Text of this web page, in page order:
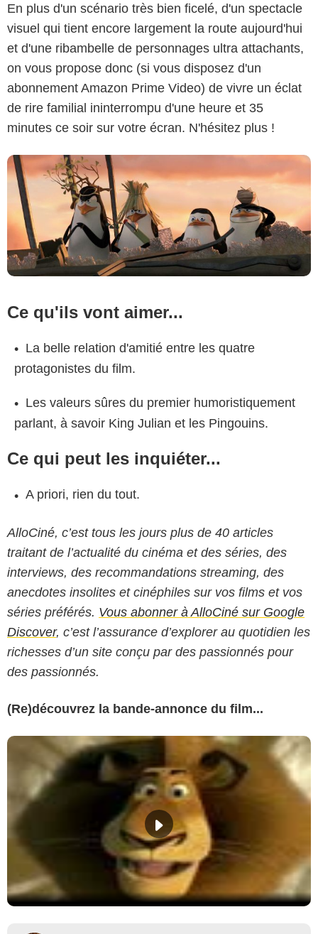
En plus d'un scénario très bien ficelé, d'un spectacle
visuel qui tient encore largement la route aujourd'hui
et d'une ribambelle de personnages ultra attachants,
on vous propose donc (si vous disposez d'un
abonnement Amazon Prime Video) de vivre un éclat
de rire familial ininterrompu d'une heure et 35
minutes ce soir sur votre écran. N'hésitez plus !
Ce qu'ils vont aimer...
La belle relation d'amitié entre les quatre
protagonistes du film.
Les valeurs sûres du premier humoristiquement
parlant, à savoir King Julian et les Pingouins.
Ce qui peut les inquiéter...
A priori, rien du tout.
AlloCiné, c’est tous les jours plus de 40 articles
traitant de l’actualité du cinéma et des séries, des
interviews, des recommandations streaming, des
anecdotes insolites et cinéphiles sur vos films et vos
séries préférés. Vous abonner à AlloCiné sur Google
Discover, c’est l’assurance d’explorer au quotidien les
richesses d’un site conçu par des passionnés pour
des passionnés.
(Re)découvrez la bande-annonce du film...